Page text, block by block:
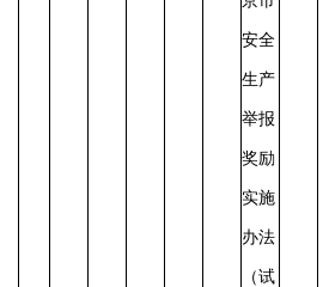
安全
生产
举报
奖励
实施
办法
（试